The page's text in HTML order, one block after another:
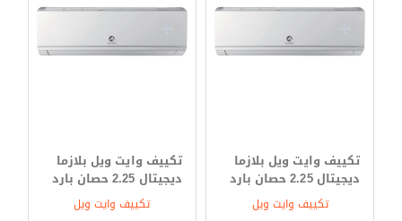
تكييف وايت ويل بلازما
ديجيتال 2.25 حصان بارد
تكييف وايت ويل
تكييف وايت ويل بلازما
ديجيتال 2.25 حصان بارد
_ ساخنتكييف وايت ويل